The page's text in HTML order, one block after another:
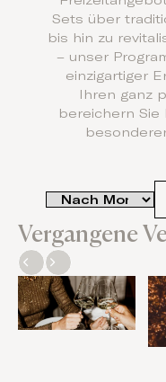
Sets über
bis hin zu
– unser
einzigartiger
Ihren ganz
bereichern Sie
Vergangene